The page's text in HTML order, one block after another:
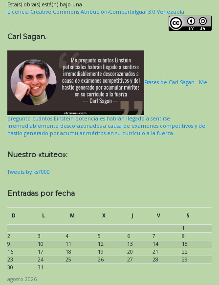
Esta(s) obra(s) está(n) bajo una
Licencia Creative Commons Atribución-CompartirIgual 3.0 Venezuela.
Carl Sagan.
Frases de Carl Sagan - Me
pregunto cuántos Einstein potenciales habrán llegado a sentirse
irremediablemente descorazonados a causa de exámenes competitivos y del
hastío generado por acumular méritos en su currículo a la fuerza.
Nuestro «tuiteo»:
Tweets by ks7000
Entradas por fecha
agosto 2026
D L M X J V
S
1
2
3 4 5 6 7
8
9
10 11 12 13 14
15
16
17 18 19 20 21
22
23
24 25 26 27 28
29
30
31